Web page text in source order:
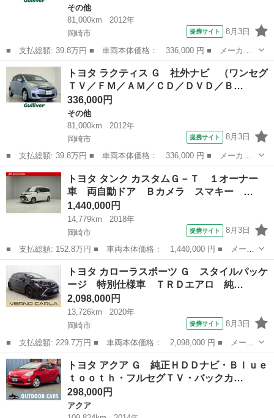
その他
81,000km
2012年
岡崎市
提携サイト 8月3日
■ 支払総額: 39.8万円 ■ 車両本体価格： 336,000 円 ■ メーカー
名： トヨタ ■ 車種名： ラクティス ■ グレード名： Ｇ 社外
ナビ （ワンセグＴＶ／ＦＭ／ＡＭ／ＣＤ／ＤＶＤ／Ｂｌｕｅｔｏｏ
ｔｈ） バッ...
愛知 岡崎市 その他
トヨタ ラクティス Ｇ 社外ナビ （ワンセグ
ＴＶ／ＦＭ／ＡＭ／ＣＤ／ＤＶＤ／Ｂ…
336,000円
その他
81,000km
2012年
岡崎市
提携サイト 8月3日
■ 支払総額: 39.8万円 ■ 車両本体価格： 336,000 円 ■ メーカー
名： トヨタ ■ 車種名： ラクティス ■ グレード名： Ｇ 社外
ナビ （ワンセグＴＶ／ＦＭ／ＡＭ／ＣＤ／ＤＶＤ／Ｂｌｕｅｔｏｏ
ｔｈ） バッ...
愛知 岡崎市 その他
トヨタ タンク カスタムＧ－Ｔ １オーナー
車 両自動ドア Ｂカメラ スマキー …
1,440,000円
14,779km
2018年
岡崎市
提携サイト 8月3日
■ 支払総額: 152.8万円 ■ 車両本体価格： 1,440,000 円 ■ メーカ
ー名： トヨタ ■ 車種名： タンク ■ グレード名： カスタムＧ
－Ｔ １オーナー車 両自動ドア Ｂカメラ スマキー オートクル
ーズ ナ...
岡崎市 トヨタ
トヨタ カローラスポーツ Ｇ スタイルパッケ
ージ 特別仕様車 ＴＲＤエアロ 純…
2,098,000円
13,726km
2020年
岡崎市
提携サイト 8月3日
■ 支払総額: 229.7万円 ■ 車両本体価格： 2,098,000 円 ■ メーカ
ー名： トヨタ ■ 車種名： カローラスポーツ ■ グレード名：
Ｇ スタイルパッケージ 特別仕様車 ＴＲＤエアロ 純正ディスプ
レイＡＤ...
愛知 岡崎市 トヨタ
トヨタ アクア Ｇ 純正ＨＤＤナビ・Ｂｌｕｅ
ｔｏｏｔｈ・フルセグＴＶ・バックカ…
298,000円
アクア